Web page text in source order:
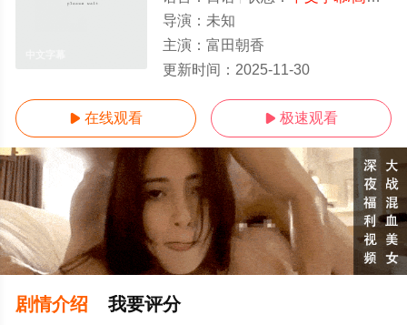
导演： 未知
主演： 富田朝香
更新时间： 2025-11-30
 在线观看  极速观看
剧情介绍 我要评分